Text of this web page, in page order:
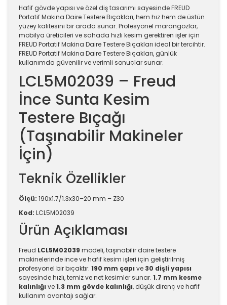
Hafif gövde yapısı ve özel diş tasarımı sayesinde FREUD
Portatif Makina Daire Testere Bıçakları, hem hız hem de üstün
yüzey kalitesini bir arada sunar. Profesyonel marangozlar,
mobilya üreticileri ve sahada hızlı kesim gerektiren işler için
FREUD Portatif Makina Daire Testere Bıçakları ideal bir tercihtir.
FREUD Portatif Makina Daire Testere Bıçakları, günlük
kullanımda güvenilir ve verimli sonuçlar sunar.
LCL5M02039 – Freud
İnce Sunta Kesim
Testere Bıçağı
(Taşınabilir Makineler
İçin)
Teknik Özellikler
Ölçü: 190x1.7/1.3x30–20 mm – Z30
Kod: LCL5M02039
Ürün Açıklaması
Freud LCL5M02039 modeli, taşınabilir daire testere
makinelerinde ince ve hafif kesim işleri için geliştirilmiş
profesyonel bir bıçaktır. 190 mm çapı ve 30 dişli yapısı
sayesinde hızlı, temiz ve net kesimler sunar. 1.7 mm kesme
kalınlığı ve1.3 mm gövde kalınlığı, düşük direnç ve hafif
kullanım avantajı sağlar.